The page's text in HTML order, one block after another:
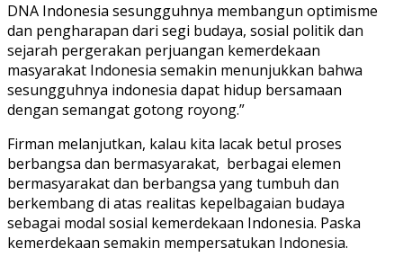
DNA Indonesia sesungguhnya membangun optimisme
dan pengharapan dari segi budaya, sosial politik dan
sejarah pergerakan perjuangan kemerdekaan
masyarakat Indonesia semakin menunjukkan bahwa
sesungguhnya indonesia dapat hidup bersamaan
dengan semangat gotong royong.”
Firman melanjutkan, kalau kita lacak betul proses
berbangsa dan bermasyarakat, berbagai elemen
bermasyarakat dan berbangsa yang tumbuh dan
berkembang di atas realitas kepelbagaian budaya
sebagai modal sosial kemerdekaan Indonesia. Paska
kemerdekaan semakin mempersatukan Indonesia.